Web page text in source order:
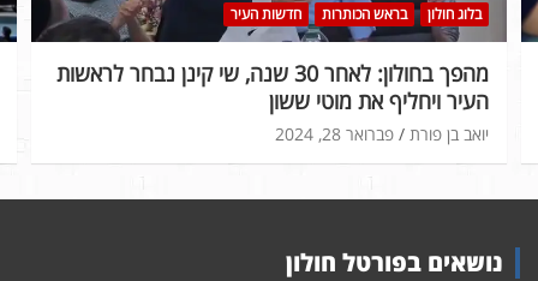
בלוג חולון בראש הכותרות חדשות העיר
מהפך בחולון: לאחר 30 שנה, שי קינן נבחר לראשות
העיר ויחליף את מוטי ששון
פברואר 28, 2024 יואב בן פורת
נושאים בפורטל חולון